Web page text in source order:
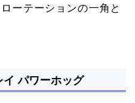
ーテーションの一角と
イ パワーホッグ